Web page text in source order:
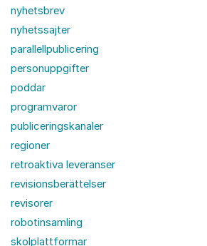
nyhetsbrev
nyhetssajter
parallellpublicering
personuppgifter
poddar
programvaror
publiceringskanaler
regioner
retroaktiva leveranser
revisionsberättelser
revisorer
robotinsamling
skolplattformar